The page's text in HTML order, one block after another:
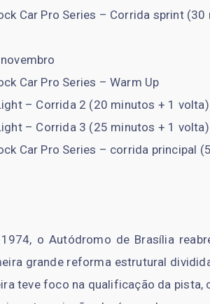
Car Pro Series – Corrida sprint
Car Pro Series – Warm Up
– Corrida 2 (20 minutos + 1 volta)
– Corrida 3 (25 minutos + 1 volta)
Car Pro Series – corrida principal
o Autódromo de Brasília
grande reforma estrutural
teve foco na qualificação da